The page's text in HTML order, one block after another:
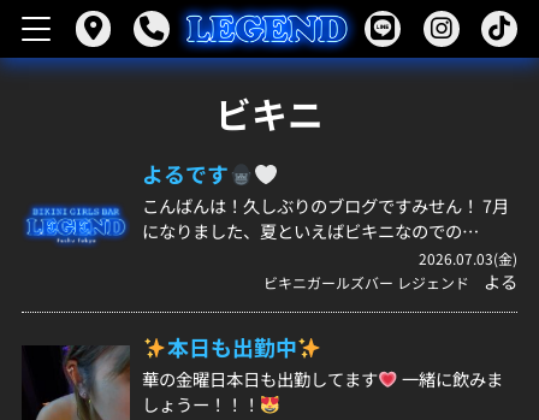
ビキニ
よるです
こんばんは！久しぶりのブログですみせん！ 7月
になりました、夏といえばビキニなのでの…
2026.07.03(金)
ビキニガールズバー レジェンド
よる
本日も出勤中
華の金曜日本日も出勤してます
一緒に飲みま
しょうー！！！